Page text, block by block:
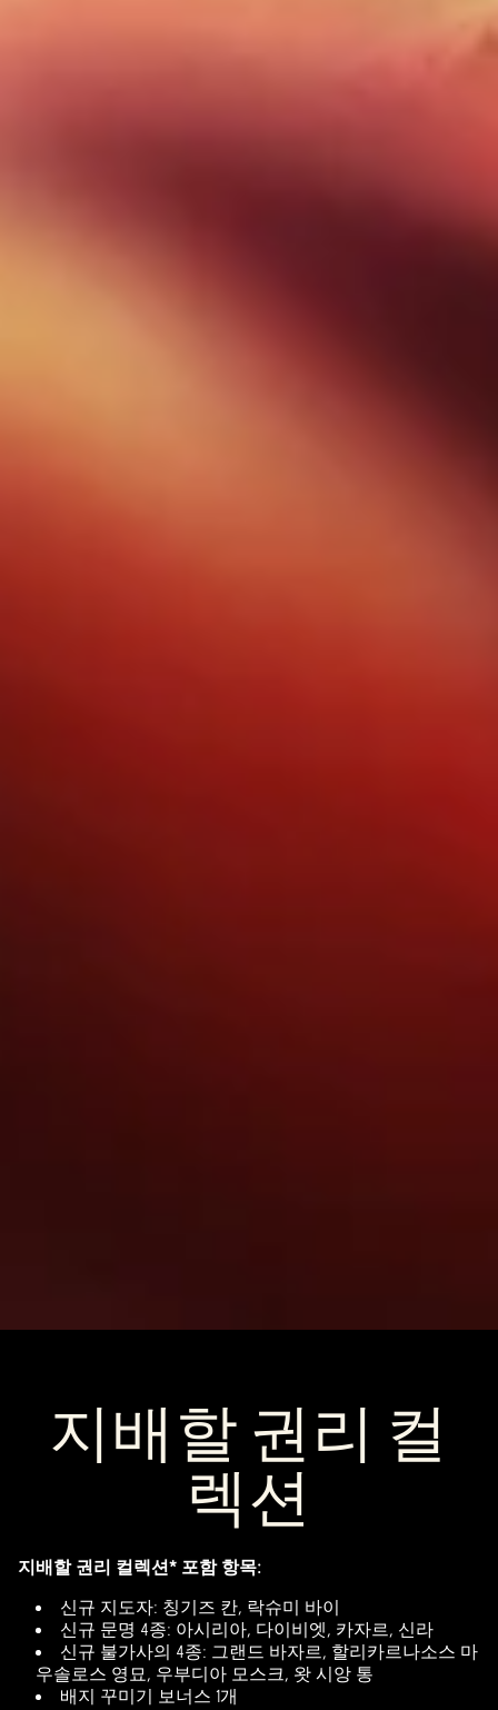
지배할 권리 컬
렉션
지배할 권리 컬렉션* 포함 항목:
신규 지도자: 칭기즈 칸, 락슈미 바이
신규 문명 4종: 아시리아, 다이비엣, 카자르, 신라
신규 불가사의 4종: 그랜드 바자르, 할리카르나소스 마
우솔로스 영묘, 우부디아 모스크, 왓 시앙 통
배지 꾸미기 보너스 1개